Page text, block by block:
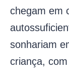
chegam em
sonhariam
criança,